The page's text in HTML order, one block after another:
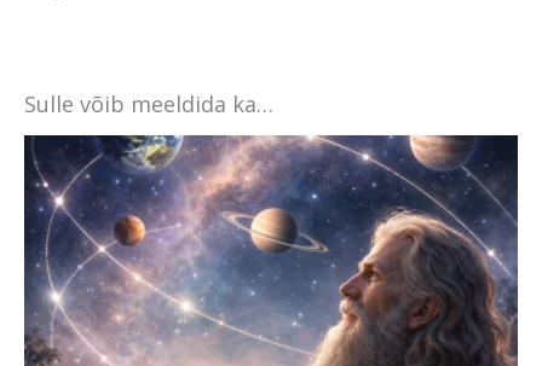
Sulle võib meeldida ka…